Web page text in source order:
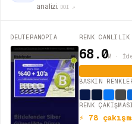
analizi. DOI ↗
DEUTERANOPIA RENK CANLILIK
68.0M ·
BASKIN
RENK
⚡ 78